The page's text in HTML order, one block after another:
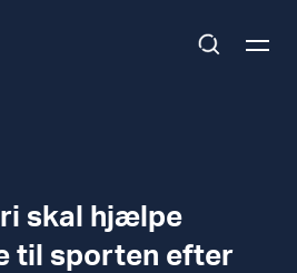
skal hjælpe
til sporten efter